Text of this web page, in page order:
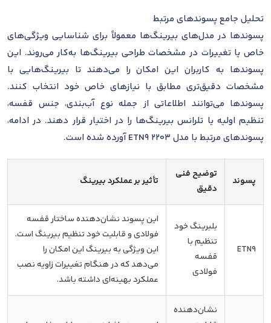
تحلیل جامع پسوندهای مرتبط
پسوندها در مدل‌های بیرینگ‌ها معمولاً برای شناسایی ویژگی‌های
خاص یا تغییرات در مشخصات طراحی بیرینگ‌ها به‌کار می‌روند. این
پسوندها به کاربران این امکان را می‌دهند تا بیرینگ‌هایی با
مشخصات دقیق‌تری مطابق با نیازهای خاص خود انتخاب کنند.
پسوندها می‌توانند اطلاعاتی از جمله نوع آب‌بندی، جنس قفسه،
تنظیم اولیه یا تلرانس بیرینگ‌ها را در اختیار قرار دهند. در ادامه،
پسوندهای مرتبط با مدل 2203 ETN9 آورده شده است.
پسوند
توضیح فنی
دقیق
تأثیر بر عملکرد بیرینگ
ETN9
بلبرینگ خود
تنظیم با
قفسه
فولادی
این پسوند نشان‌دهنده ساختار قفسه
فولادی و قابلیت خود تنظیم بیرینگ است.
این ویژگی به بیرینگ این امکان را
می‌دهد که در هنگام تغییرات زاویه نصب
عملکرد بهینه‌ای داشته باشد.
نشان‌دهنده